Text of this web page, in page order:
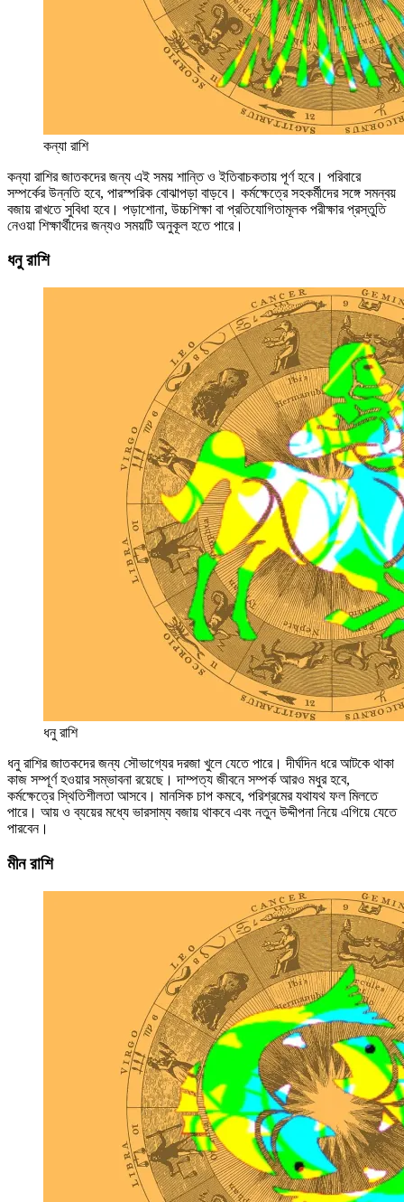
কন্যা রাশি
কন্যা রাশির জাতকদের জন্য এই সময় শান্তি ও ইতিবাচকতায় পূর্ণ হবে। পরিবারে
সম্পর্কের উন্নতি হবে, পারস্পরিক বোঝাপড়া বাড়বে। কর্মক্ষেত্রে সহকর্মীদের সঙ্গে সমন্বয়
বজায় রাখতে সুবিধা হবে। পড়াশোনা, উচ্চশিক্ষা বা প্রতিযোগিতামূলক পরীক্ষার প্রস্তুতি
নেওয়া শিক্ষার্থীদের জন্যও সময়টি অনুকূল হতে পারে।
ধনু রাশি
ধনু রাশি
ধনু রাশির জাতকদের জন্য সৌভাগ্যের দরজা খুলে যেতে পারে। দীর্ঘদিন ধরে আটকে থাকা
কাজ সম্পূর্ণ হওয়ার সম্ভাবনা রয়েছে। দাম্পত্য জীবনে সম্পর্ক আরও মধুর হবে,
কর্মক্ষেত্রে স্থিতিশীলতা আসবে। মানসিক চাপ কমবে, পরিশ্রমের যথাযথ ফল মিলতে
পারে। আয় ও ব্যয়ের মধ্যে ভারসাম্য বজায় থাকবে এবং নতুন উদ্দীপনা নিয়ে এগিয়ে যেতে
পারবেন।
মীন রাশি